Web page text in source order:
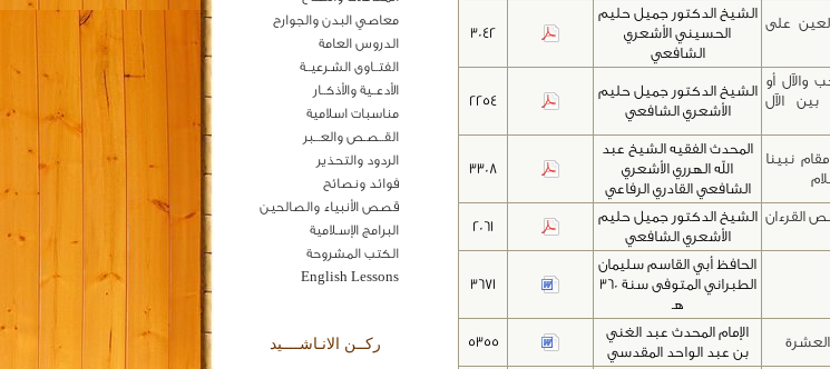
معاصي البدن والجوارح
الدروس العامة
الفتــاوى الشـرعيــة
الأدعــية والأذكــار
مناسبات اسلامية
القــصـص والعـــبر
الردود والتحذير
فوائد ونصائح
قصص الأنبياء والصالحين
البرامج الإسـلامية
الكتب المشروحة
English Lessons
ركــن الانـاشــــيد
على
الشيخ الدكتور جميل حليم
الحسيني الأشعري
الشافعي
3042
والآل أو
الآل
الشيخ الدكتور جميل حليم
الأشعري الشافعي
2254
نبينا
المحدث الفقيه الشيخ عبد
الله الهرري الأشعري
الشافعي القادري الرفاعي
3308
القرءان الشيخ الدكتور جميل حليم
الأشعري الشافعي
2061
الحافظ أبي القاسم سليمان
الطبراني المتوفى سنة 360
هـ
3671
الإمام المحدث عبد الغني
بن عبد الواحد المقدسي
5355